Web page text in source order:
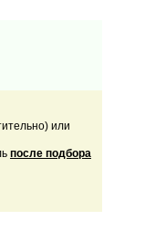
или
после подбора